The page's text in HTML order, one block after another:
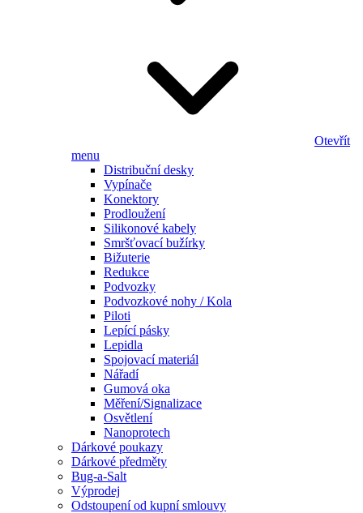
Otevřít
menu
Distribuční desky
Vypínače
Konektory
Prodloužení
Silikonové kabely
Smršťovací bužírky
Bižuterie
Redukce
Podvozky
Podvozkové nohy / Kola
Piloti
Lepící pásky
Lepidla
Spojovací materiál
Nářadí
Gumová oka
Měření/Signalizace
Osvětlení
Nanoprotech
Dárkové poukazy
Dárkové předměty
Bug-a-Salt
Výprodej
Odstoupení od kupní smlouvy